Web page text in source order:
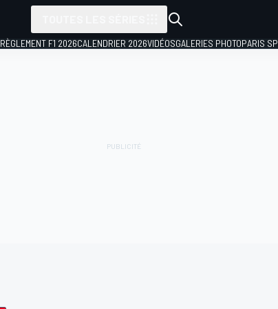
RÈGLEMENT F1 2026CALENDRIER 2026VIDÉOSGALERIES PHOTOPARIS